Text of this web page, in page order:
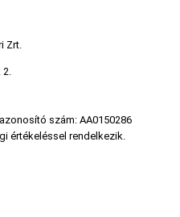
Zrt.
szám: AA0150286
értékeléssel rendelkezik.